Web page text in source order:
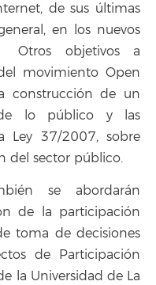
de sus últimas
en los nuevos
Otros objetivos a
movimiento Open
construcción de un
lo público y las
Ley 37/2007, sobre
del sector público.
se abordarán
de la participación
toma de decisiones
de Participación
la Universidad de La